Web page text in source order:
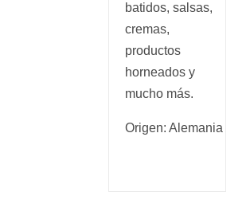
batidos, salsas,
cremas,
productos
horneados y
mucho más.
Origen: Alemania